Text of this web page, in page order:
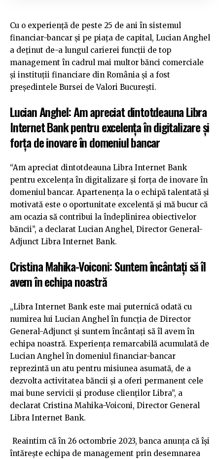
Cu o experiență de peste 25 de ani în sistemul
financiar-bancar și pe piața de capital, Lucian Anghel
a deținut de-a lungul carierei funcții de top
management în cadrul mai multor bănci comerciale
și instituții financiare din România și a fost
președintele Bursei de Valori București.
Lucian Anghel: Am apreciat dintotdeauna Libra
Internet Bank pentru excelența în digitalizare și
forța de inovare în domeniul bancar
“Am apreciat dintotdeauna Libra Internet Bank
pentru excelența în digitalizare și forța de inovare în
domeniul bancar. Apartenența la o echipă talentată și
motivată este o oportunitate excelentă și mă bucur că
am ocazia să contribui la îndeplinirea obiectivelor
băncii”, a declarat Lucian Anghel, Director General-
Adjunct Libra Internet Bank.
Cristina Mahika-Voiconi: Suntem încântați să îl
avem în echipa noastră
„Libra Internet Bank este mai puternică odată cu
numirea lui Lucian Anghel în funcția de Director
General-Adjunct și suntem încântați să îl avem în
echipa noastră. Experiența remarcabilă acumulată de
Lucian Anghel în domeniul financiar-bancar
reprezintă un atu pentru misiunea asumată, de a
dezvolta activitatea băncii și a oferi permanent cele
mai bune servicii și produse clienților Libra”, a
declarat Cristina Mahika-Voiconi, Director General
Libra Internet Bank.
Reaintim că în 26 octombrie 2023, banca anunța că își
întărește echipa de management prin desemnarea